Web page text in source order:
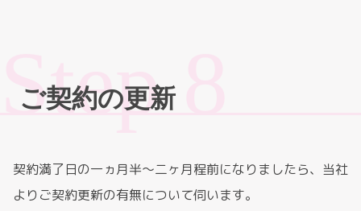
ご契約の更新
契約満了日の一ヵ月半～二ヶ月程前になりましたら、当社
よりご契約更新の有無について伺います。